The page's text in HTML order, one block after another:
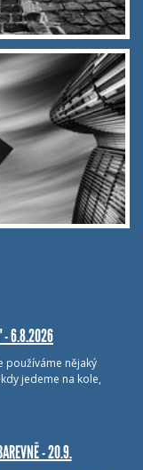
- 6.8.2026
používáme nějaký
jedeme na kole,
- 20.9.